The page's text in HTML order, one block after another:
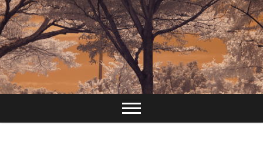
Skip
to
content